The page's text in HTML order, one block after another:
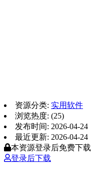
资源分类: 实用软件
浏览热度: (25)
发布时间: 2026-04-24
最近更新: 2026-04-24
本资源登录后免费下载
登录后下载